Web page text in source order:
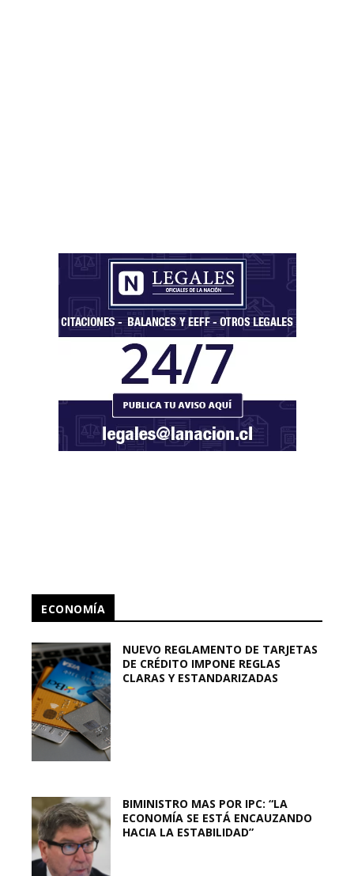
ECONOMÍA
NUEVO REGLAMENTO DE TARJETAS
DE CRÉDITO IMPONE REGLAS
CLARAS Y ESTANDARIZADAS
BIMINISTRO MAS POR IPC: “LA
ECONOMÍA SE ESTÁ ENCAUZANDO
HACIA LA ESTABILIDAD”